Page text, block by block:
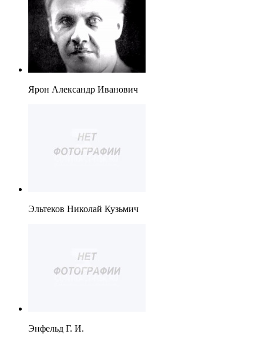
Ярон Александр Иванович
Эльтеков Николай Кузьмич
Энфельд Г. И.